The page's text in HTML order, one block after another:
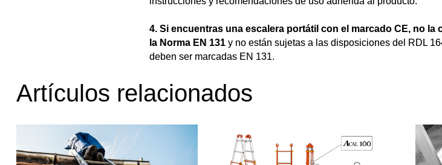
4. Si encuentras una escalera portátil con el marcado CE, no la
la Norma EN 131 y no están sujetas a las disposiciones del RDL
deben ser marcadas EN 131.
Artículos relacionados